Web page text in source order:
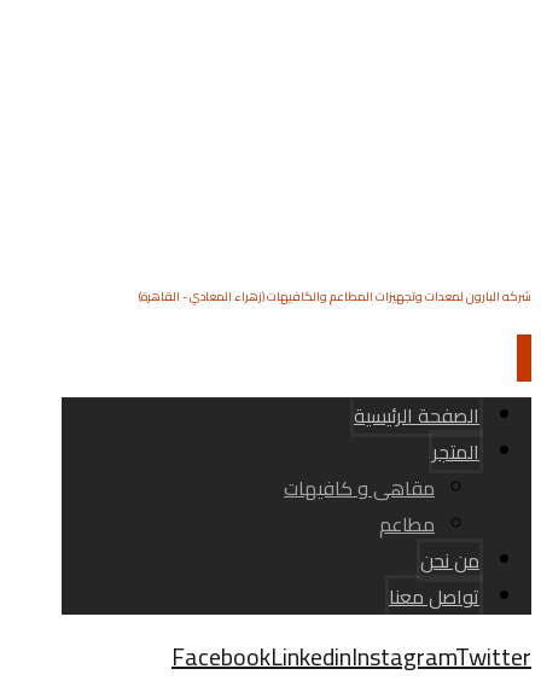
شركه البارون لمعدات وتجهيزات المطاعم والكافيهات (زهراء المعادي - القاهرة)
الصفحة الرئيسية
المتجر
مقاهى و كافيهات
مطاعم
من نحن
تواصل معنا
FacebookLinkedinInstagramTwitter